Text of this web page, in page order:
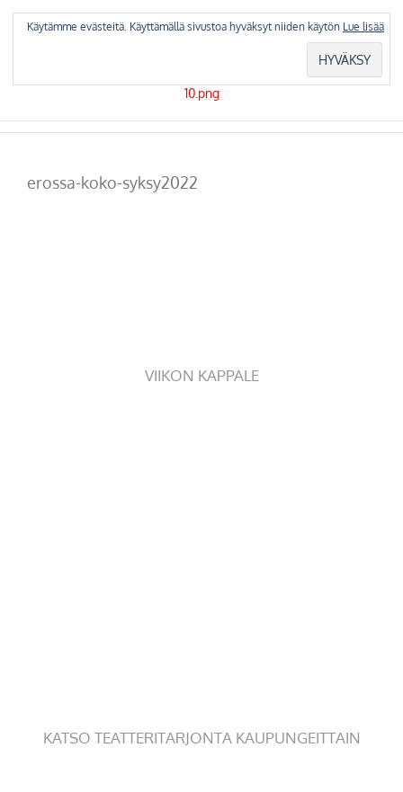
erossa-koko-syksy2022
VIIKON KAPPALE
KATSO TEATTERITARJONTA KAUPUNGEITTAIN
Käytämme evästeitä. Käyttämällä sivustoa hyväksyt niiden käytön Lue lisää